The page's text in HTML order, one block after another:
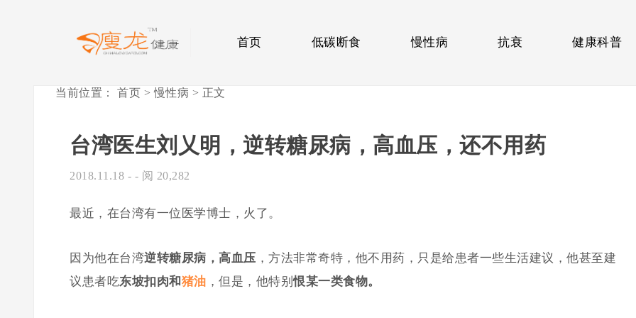
首页 低碳断食 慢性病 抗衰 健康科普
当前位置： 首页 >慢性病 > 正文
台湾医生刘乂明，逆转糖尿病，高血压，还不用药
2018.11.18 - - 阅 20,282
最近，在台湾有一位医学博士，火了。
因为他在台湾逆转糖尿病，高血压 ，方法非常奇特，他不用药，只是给患者一些生活建议，他甚至建
议患者吃东坡扣肉和猪油 ，但是，他特别恨某一类食物。